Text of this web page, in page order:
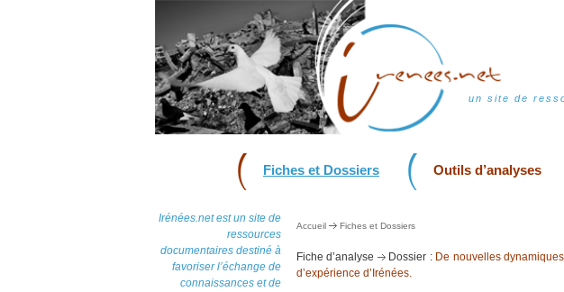
un site de
Fiches et Dossiers Outils d’analyses
Irénées.net est un site de
ressources
documentaires destiné à
favoriser l’échange de
connaissances et de
Accueil Fiches et Dossiers
Fiche d’analyse Dossier : De nouvelles
d’expérience d’Irénées.